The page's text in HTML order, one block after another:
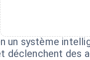
système
déclenchent des